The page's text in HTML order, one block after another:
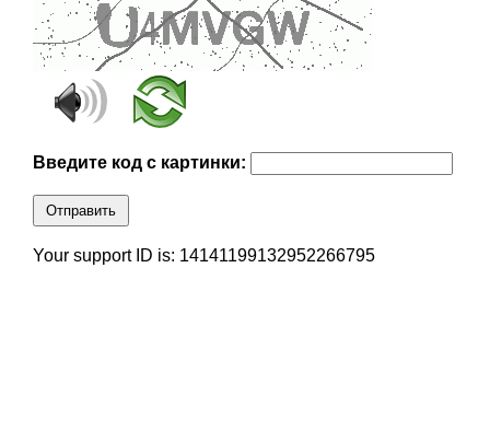
Введите код с картинки:
Отправить
Your support ID is: 14141199132952266795